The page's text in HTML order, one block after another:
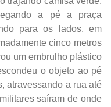
a pé a praça
para os lados, em
cinco metros
um embrulho plástico
o objeto ao pé
atravessando a rua até
saíram de onde